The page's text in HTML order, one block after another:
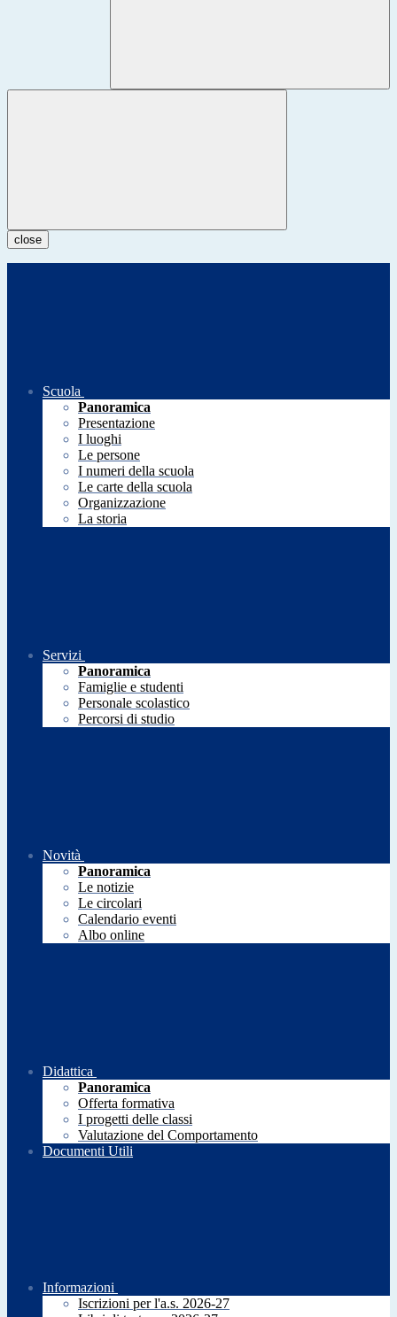
close
Scuola
Panoramica
Presentazione
I luoghi
Le persone
I numeri della scuola
Le carte della scuola
Organizzazione
La storia
Servizi
Panoramica
Famiglie e studenti
Personale scolastico
Percorsi di studio
Novità
Panoramica
Le notizie
Le circolari
Calendario eventi
Albo online
Didattica
Panoramica
Offerta formativa
I progetti delle classi
Valutazione del Comportamento
Documenti Utili
Informazioni
Iscrizioni per l'a.s. 2026-27